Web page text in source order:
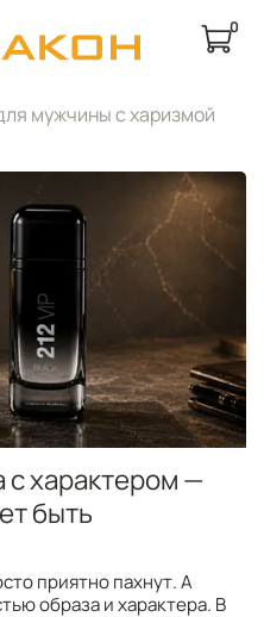
0
мужчины с харизмой
с характером —
быть
приятно пахнут. А
образа и характера. В